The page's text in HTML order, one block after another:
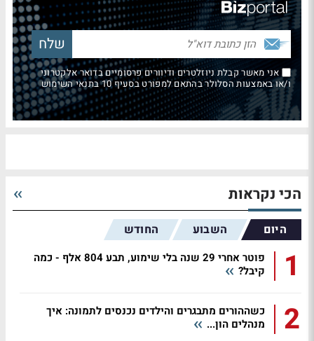
אני מאשר קבלת ניוזלטרים ודיוורים פרסומיים בדואר אלקטרוני
ו/או באמצעות הסלולר בהתאם למפורט בסעיף 10 בתנאי השימוש
הכי נקראות
היום השבוע החודש
1
פוטר אחרי 29 שנה בלי שימוע, תבע 804 אלף - כמה
קיבל?
2
כשההורים מתבגרים והילדים נכנסים לתמונה: איך
מנהלים הון...